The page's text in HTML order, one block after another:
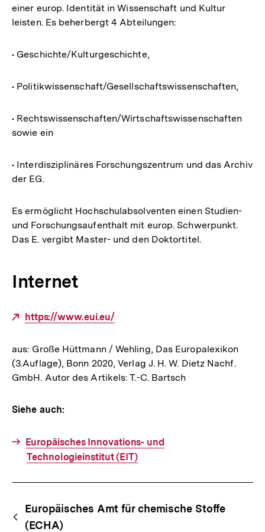
einer europ. Identität in Wissenschaft und Kultur
leisten. Es beherbergt 4 Abteilungen:
• Geschichte/Kulturgeschichte,
• Politikwissenschaft/Gesellschaftswissenschaften,
• Rechtswissenschaften/Wirtschaftswissenschaften
sowie ein
• Interdisziplinäres Forschungszentrum und das Archiv
der EG.
Es ermöglicht Hochschulabsolventen einen Studien-
und Forschungsaufenthalt mit europ. Schwerpunkt.
Das E. vergibt Master- und den Doktortitel.
Internet
Externer
https://www.eui.eu/
aus: Große Hüttmann / Wehling, Das Europalexikon
(3.Auflage), Bonn 2020, Verlag J. H. W. Dietz Nachf.
GmbH. Autor des Artikels: T.-C. Bartsch
Siehe auch:
Europäisches Innovations- und
Technologieinstitut (EIT)
Begriffsnavigation
Content-
Navigation
Europäisches Amt für chemische Stoffe
(ECHA)